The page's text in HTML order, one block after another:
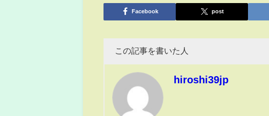
有
Facebook post
この記事を書いた人
hiroshi39jp